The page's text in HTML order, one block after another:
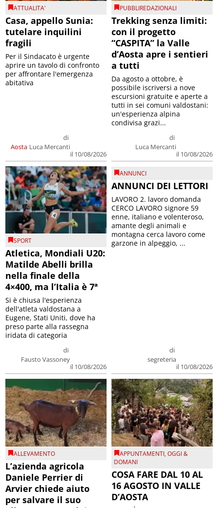
ATTUALITA'
Casa, appello Sunia:
tutelare inquilini
fragili
Aosta
di
Luca Mercanti
il 10/08/2026
Per il Sindacato è urgente
aprire un tavolo di confronto
per affrontare l'emergenza
abitativa
PUBBLIREDAZIONALI
Trekking senza limiti:
con il progetto
“CASPITA” la Valle
d’Aosta apre i sentieri
a tutti
di
Luca Mercanti
il 10/08/2026
Da agosto a ottobre, è
possibile iscriversi a nove
escursioni gratuite e aperte a
tutti in sei comuni valdostani:
un'esperienza alpina
condivisa grazi...
SPORT
Atletica, Mondiali U20:
Matilde Abelli brilla
nella finale della
4×400, ma l’Italia è 7ª
di
Fausto Vassoney
il 10/08/2026
Si è chiusa l'esperienza
dell'atleta valdostana a
Eugene, Stati Uniti, dove ha
preso parte alla rassegna
iridata di categoria
ANNUNCI
ANNUNCI DEI LETTORI
di
segreteria
il 10/08/2026
LAVORO 2. lavoro domanda
CERCO LAVORO signore 59
enne, italiano e volenteroso,
amante degli animali e
montagna cerca lavoro come
garzone in alpeggio, ...
ALLEVAMENTO
L’azienda agricola
Daniele Perrier di
Arvier chiede aiuto
per salvare il suo
APPUNTAMENTI,OGGI &
DOMANI
COSA FARE DAL 10 AL
16 AGOSTO IN VALLE
D’AOSTA